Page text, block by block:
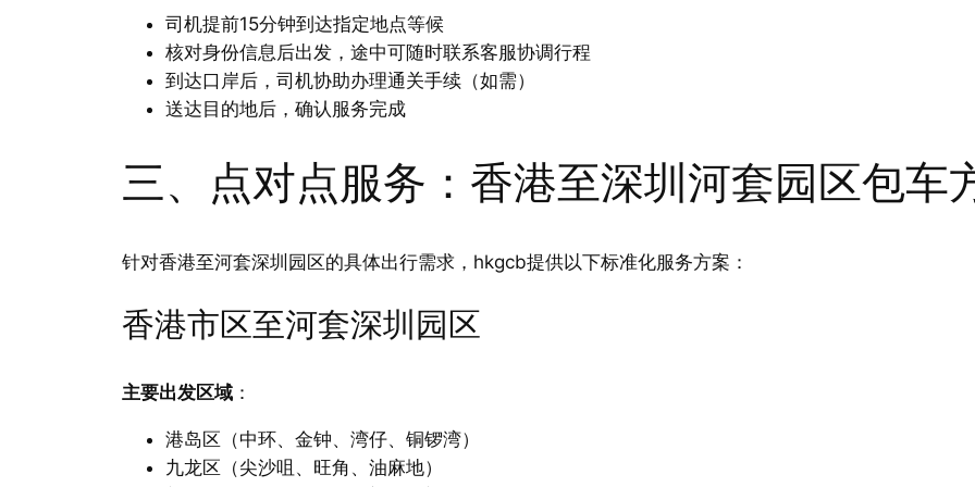
司机提前15分钟到达指定地点等候
核对身份信息后出发，途中可随时联系客服协调行程
到达口岸后，司机协助办理通关手续（如需）
送达目的地后，确认服务完成
三、点对点服务：香港至深圳河套园区包车
针对香港至河套深圳园区的具体出行需求，hkgcb提供以下标准化服务方案：
香港市区至河套深圳园区
主要出发区域 ：
港岛区（中环、金钟、湾仔、铜锣湾）
九龙区（尖沙咀、旺角、油麻地）